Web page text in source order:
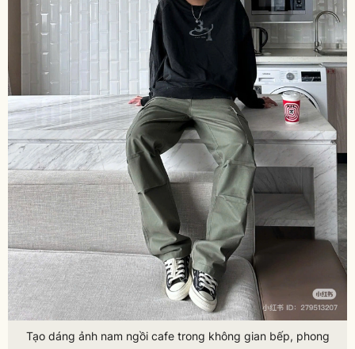
Tạo dáng ảnh nam ngồi cafe trong không gian bếp, phong